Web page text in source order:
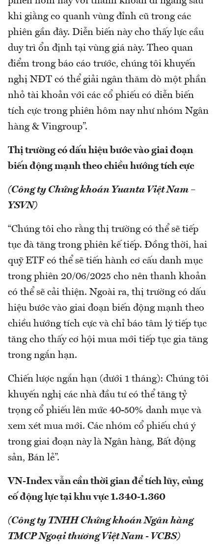
khi giằng co quanh vùng đỉnh cũ trong các
phiên gần đây. Diễn biến này cho thấy lực cầu
duy trì ổn định tại vùng giá này. Theo quan
điểm trong báo cáo trước, chúng tôi khuyến
nghị NĐT có thể giải ngân thăm dò một phần
nhỏ tài khoản với các cổ phiếu có diễn biến
tích cực trong phiên hôm nay như nhóm Ngân
hàng & Vingroup”.
Thị trường có dấu hiệu bước vào giai đoạn
biến động mạnh theo chiều hướng tích cực
(Công ty Chứng khoán Yuanta Việt Nam –
YSVN)
“Chúng tôi cho rằng thị trường có thể sẽ tiếp
tục đà tăng trong phiên kế tiếp. Đồng thời, hai
quỹ ETF có thể sẽ tiến hành cơ cấu danh mục
trong phiên 20/06/2025 cho nên thanh khoản
có thể sẽ cải thiện. Ngoài ra, thị trường có dấu
hiệu bước vào giai đoạn biến động mạnh theo
chiều hướng tích cực và chỉ báo tâm lý tiếp tục
tăng cho thấy cơ hội mua mới tiếp tục gia tăng
trong ngắn hạn.
Chiến lược ngắn hạn (dưới 1 tháng): Chúng tôi
khuyến nghị các nhà đầu tư có thể tăng tỷ
trọng cổ phiếu lên mức 40-50% danh mục và
xem xét mua mới. Các nhóm cổ phiếu chú ý
trong giai đoạn này là Ngân hàng, Bất động
sản, Bán lẻ”.
VN-Index vẫn cần thời gian để tích lũy, củng
cố động lực tại khu vực 1.340-1.360
(Công ty TNHH Chứng khoán Ngân hàng
TMCP Ngoại thương Việt Nam - VCBS)